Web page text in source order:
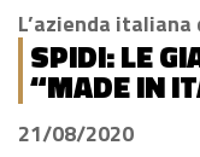
SPIDI: LE
“MADE IN
21/08/2020